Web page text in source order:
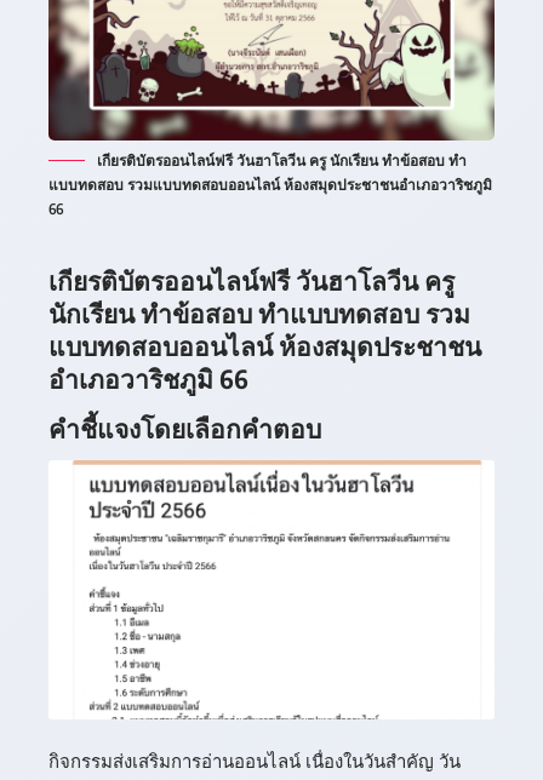
เกียรติบัตรออนไลน์ฟรี วันฮาโลวีน ครู นักเรียน ทำข้อสอบ ทำ
แบบทดสอบ รวมแบบทดสอบออนไลน์ ห้องสมุดประชาชนอำเภอวาริชภูมิ
66
เกียรติบัตรออนไลน์ฟรี วันฮาโลวีน ครู
นักเรียน ทำข้อสอบ ทำแบบทดสอบ รวม
แบบทดสอบออนไลน์ ห้องสมุดประชาชน
อำเภอวาริชภูมิ 66
คำชี้แจงโดยเลือกคำตอบ
กิจกรรมส่งเสริมการอ่านออนไลน์ เนื่องในวันสำคัญ วัน